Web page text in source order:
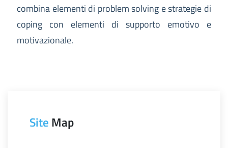
combina elementi di problem solving e strategie di
coping con elementi di supporto emotivo e
motivazionale.
Site Map